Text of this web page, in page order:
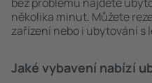
několika minut. Můžete
zařízení nebo i ubytování s
Jaké vybavení nabízí